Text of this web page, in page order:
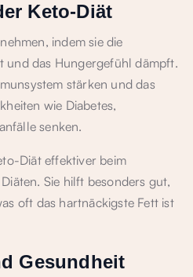
Keto-Diät
indem sie die
und das Hungergefühl dämpft.
stärken und das
wie Diabetes,
senken.
Diät effektiver beim
Sie hilft besonders gut,
oft das hartnäckigste Fett ist
Gesundheit